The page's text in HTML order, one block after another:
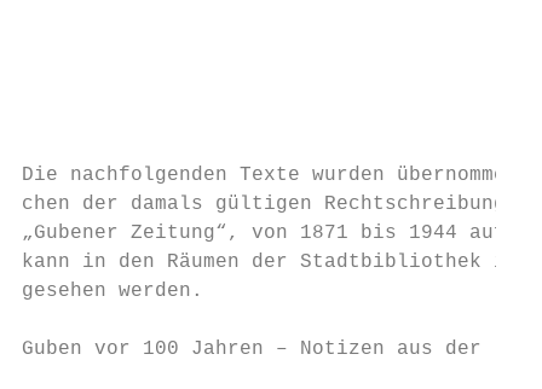
Die nachfolgenden Texte wurden
chen der damals gültigen Rechtschreibung
„Gubener Zeitung“, von 1871 bis 1944
kann in den Räumen der Stadtbibliothek
gesehen werden.
Guben vor 100 Jahren – Notizen aus